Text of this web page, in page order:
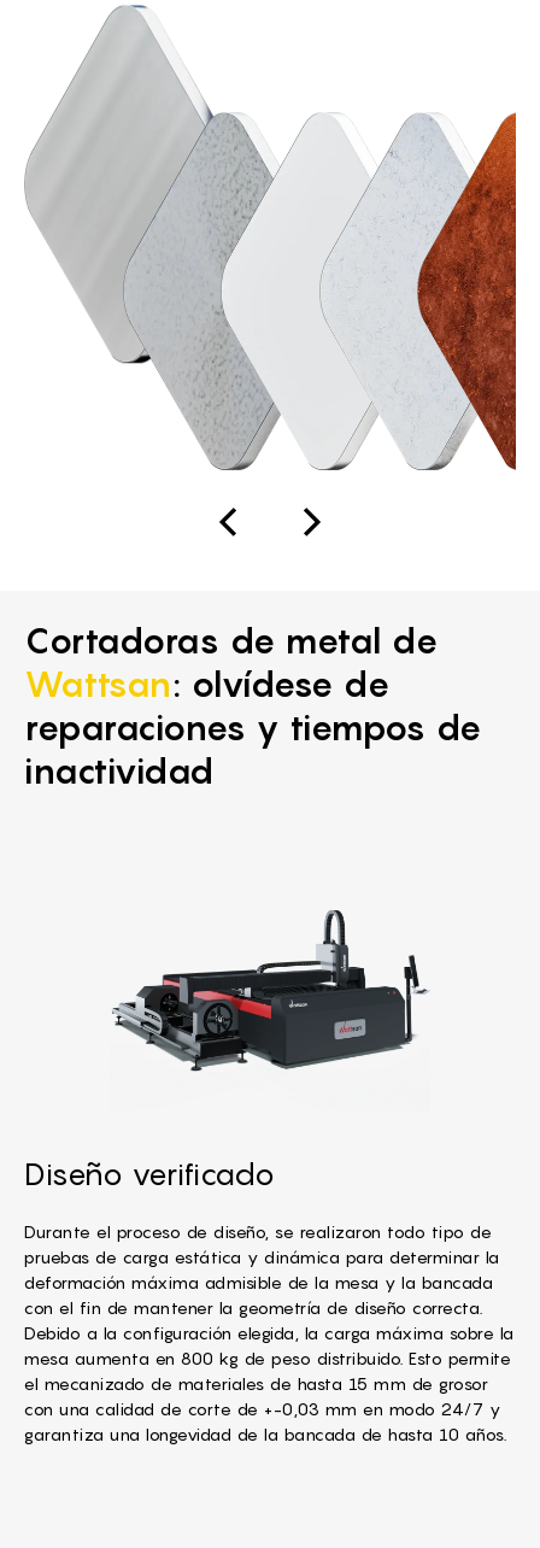
Cortadoras de metal de
Wattsan: olvídese de
reparaciones y tiempos de
inactividad
Diseño verificado
Durante el proceso de diseño, se realizaron todo tipo de
pruebas de carga estática y dinámica para determinar la
deformación máxima admisible de la mesa y la bancada
con el fin de mantener la geometría de diseño correcta.
Debido a la configuración elegida, la carga máxima sobre la
mesa aumenta en 800 kg de peso distribuido. Esto permite
el mecanizado de materiales de hasta 15 mm de grosor
con una calidad de corte de +-0,03 mm en modo 24/7 y
garantiza una longevidad de la bancada de hasta 10 años.